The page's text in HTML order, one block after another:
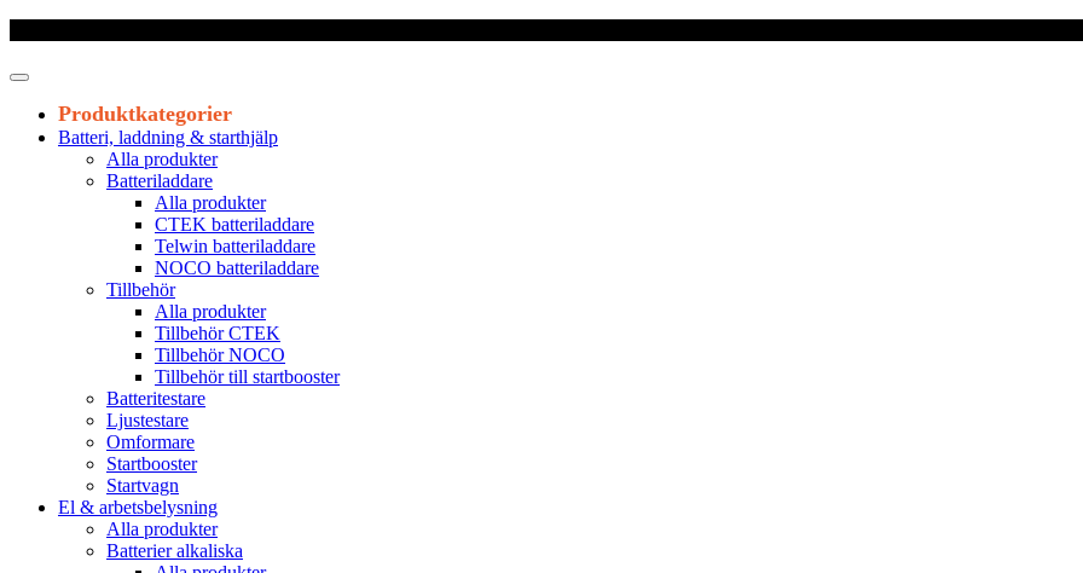
Produktkategorier
Batteri, laddning & starthjälp
Alla produkter
Batteriladdare
Alla produkter
CTEK batteriladdare
Telwin batteriladdare
NOCO batteriladdare
Tillbehör
Alla produkter
Tillbehör CTEK
Tillbehör NOCO
Tillbehör till startbooster
Batteritestare
Ljustestare
Omformare
Startbooster
Startvagn
El & arbetsbelysning
Alla produkter
Batterier alkaliska